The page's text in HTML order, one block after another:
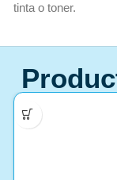
tinta o toner.